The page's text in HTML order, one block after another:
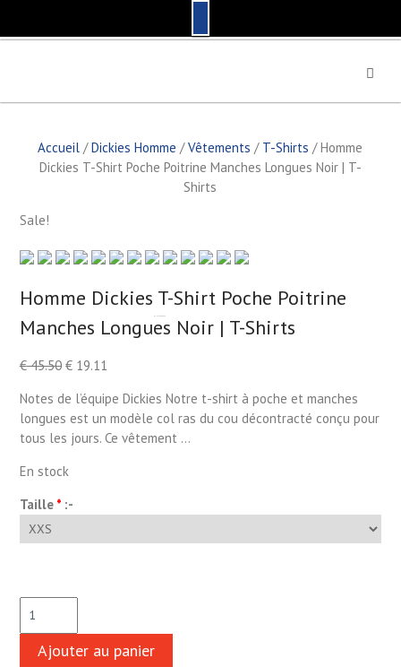
p
Accueil /Dickies Homme /Vêtements / T-Shirts / Homme
Dickies T-Shirt Poche Poitrine Manches Longues Noir | T-
Shirts
Sale!
Homme Dickies T-Shirt Poche Poitrine
Manches Longues Noir | T-Shirts
€45.50 €19.11
Notes de l’équipe Dickies Notre t-shirt à poche et manches
longues est un modèle col ras du cou décontracté conçu pour
tous les jours. Ce vêtement …
En stock
Taille *:-
Ajouter au panier